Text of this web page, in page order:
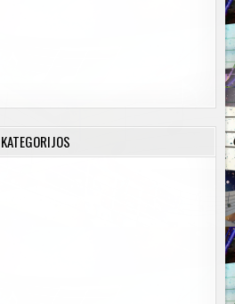
KATEGORIJOS